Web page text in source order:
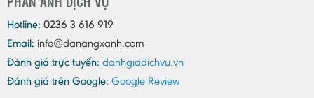
Hotline: 0236 3 616 919
Email: info@danangxanh.com
Đánh giá trực tuyến: danhgiadichvu.vn
Đánh giá trên Google: Google Review